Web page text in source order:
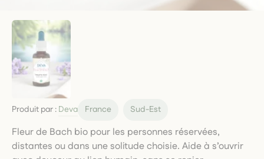
Produit par : Deva France Sud-Est
Fleur de Bach bio pour les personnes réservées,
distantes ou dans une solitude choisie. Aide à s’ouvrir